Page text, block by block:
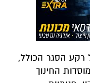
הסגר הכולל,
החינוך